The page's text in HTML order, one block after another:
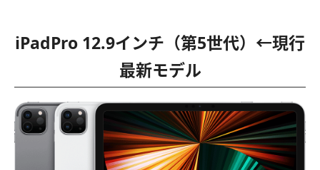
iPadPro 12.9インチ（第5世代）←現行
最新モデル